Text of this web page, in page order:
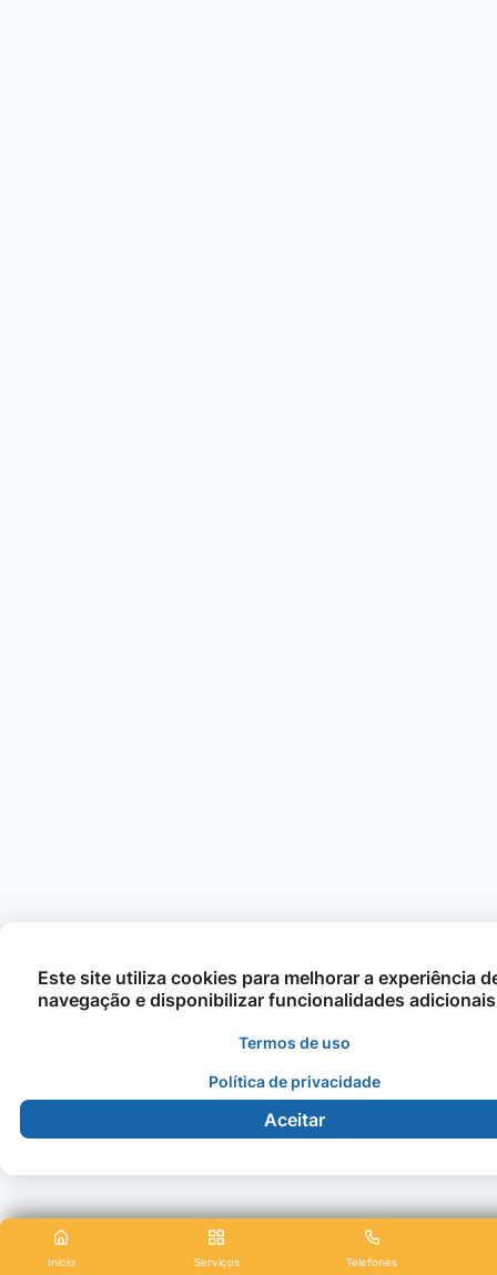
Início Serviços Telefones
Este site utiliza cookies para melhorar a experiência
navegação e disponibilizar funcionalidades adicionais
Termos de uso
Política de privacidade
Aceitar